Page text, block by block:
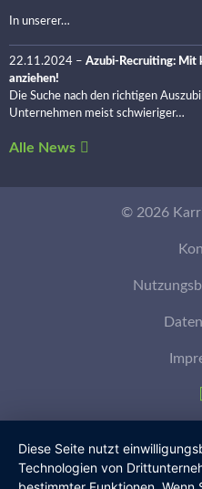
In unserer…
22.11.2024 – Azubi-Recruiting: Mit
anziehen!
Die Suche nach den richtigen
Unternehmen meist schwieriger…
Alle News
© 2026
Diese Seite nutzt
Technologien von